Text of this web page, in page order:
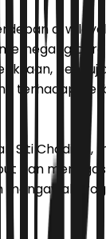
di
terhadap
Siti
dan
mengawal